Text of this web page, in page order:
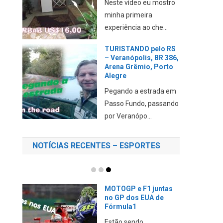
Neste vídeo eu mostro
minha primeira
experiência ao che...
TURISTANDO pelo RS
– Veranópolis, BR 386,
Arena Grêmio, Porto
Alegre
Pegando a estrada em
Passo Fundo, passando
por Veranópo...
NOTÍCIAS RECENTES – ESPORTES
MOTOGP e F1 juntas
no GP dos EUA de
Fórmula1